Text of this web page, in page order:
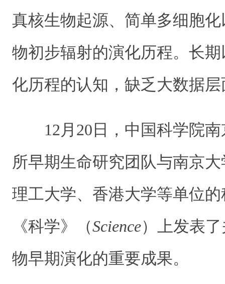
真核生物起源、简单多细胞
物初步辐射的演化历程。长
化历程的认知，缺乏大数据
12月20日，中国科学院
所早期生命研究团队与南京
理工大学、香港大学等单位
《科学》（Science）上发表
物早期演化的重要成果。